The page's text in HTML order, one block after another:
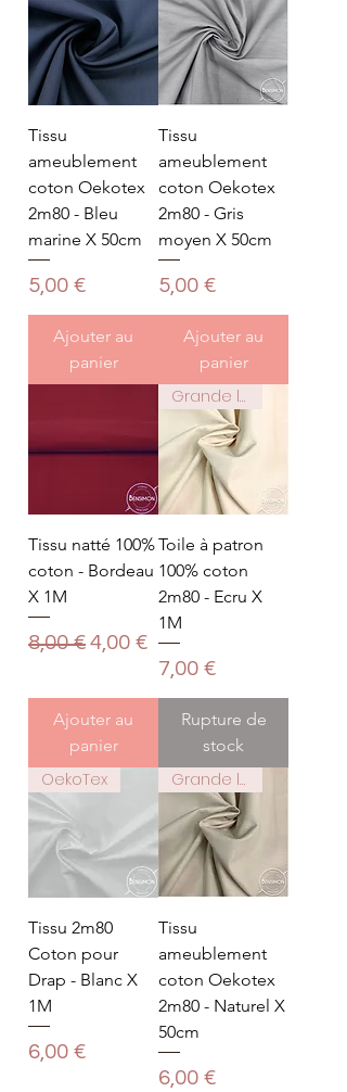
Tissu
ameublement
coton Oekotex
2m80 - Bleu
marine X 50cm
Prix
5,00 €
Ajouter au
panier
Tissu
ameublement
coton Oekotex
2m80 - Gris
moyen X 50cm
Prix
5,00 €
Ajouter au
panier
Tissu natté 100%
coton - Bordeau
X 1M
Prix original
8,00 € Prix promotionnel
4,00 €
Ajouter au
panier
Grande largeur 2m80
Toile à patron
100% coton
2m80 - Ecru X
1M
Prix
7,00 €
Rupture de
stock
OekoTex
Tissu 2m80
Coton pour
Drap - Blanc X
1M
Prix
6,00 €
Grande largeur 2m80
Tissu
ameublement
coton Oekotex
2m80 - Naturel X
50cm
Prix
6,00 €